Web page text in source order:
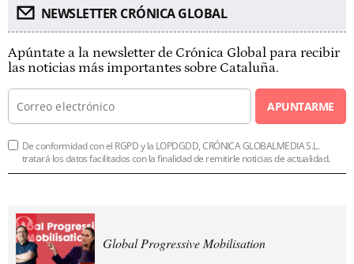
NEWSLETTER CRÓNICA GLOBAL
Apúntate a la newsletter de Crónica Global para recibir
las noticias más importantes sobre Cataluña.
APUNTARME
De conformidad con el RGPD y la LOPDGDD, CRÓNICA GLOBALMEDIA S.L.
tratará los datos facilitados con la finalidad de remitirle noticias de actualidad.
Global Progressive Mobilisation